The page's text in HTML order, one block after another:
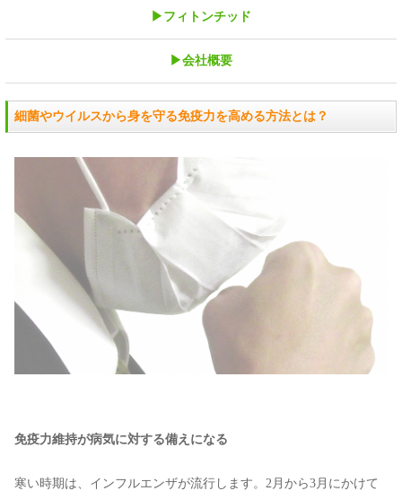
▶フィトンチッド
▶会社概要
細菌やウイルスから身を守る免疫力を高める方法とは？
免疫力維持が病気に対する備えになる
寒い時期は、インフルエンザが流行します。2月から3月にかけて